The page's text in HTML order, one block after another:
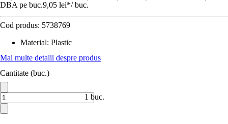
DBA pe buc.9,05 lei*/ buc.
Cod produs: 5738769
Material: Plastic
Mai multe detalii despre produs
Cantitate (buc.)
1 buc.